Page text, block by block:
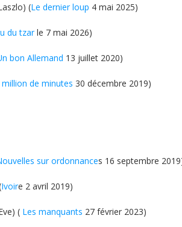
(Le dernier loup 4 mai 2025)
du tzarle 7 mai 2026)
bon Allemand 13 juillet 2020)
de minutes 30 décembre 2019)
sur ordonnances 16 septembre
Ivoire 2 avril 2019)
( Les manquants 27 février 2023)